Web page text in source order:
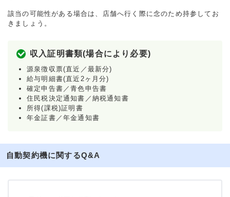
該当の可能性がある場合は、店舗へ行く際に念のため持参してお
きましょう。
収入証明書類(場合により必要)
源泉徴収票(直近／最新分)
給与明細書(直近2ヶ月分)
確定申告書／青色申告書
住民税決定通知書／納税通知書
所得(課税)証明書
年金証書／年金通知書
自動契約機に関するQ&A